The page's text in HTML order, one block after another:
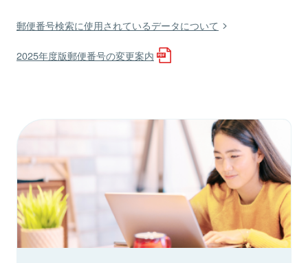
郵便番号検索に使用されているデータについて
2025年度版郵便番号の変更案内